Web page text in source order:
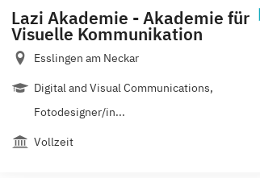
Lazi Akademie - Akademie für
Visuelle Kommunikation
Esslingen am Neckar
Digital and Visual Communications,
Fotodesigner/in...
Vollzeit